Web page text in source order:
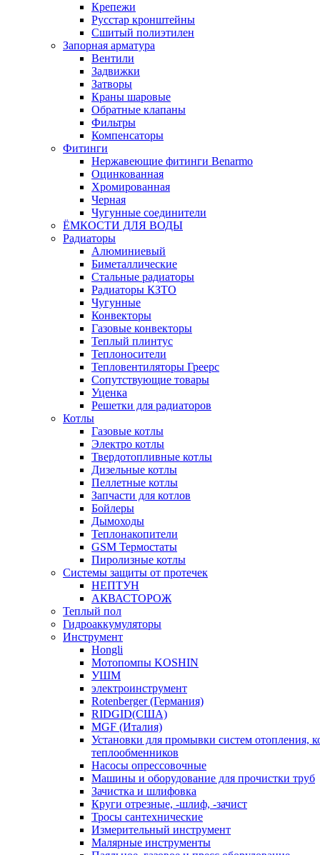
Крепежи
Русстар кронштейны
Сшитый полиэтилен
Запорная арматура
Вентили
Задвижки
Затворы
Краны шаровые
Обратные клапаны
Фильтры
Компенсаторы
Фитинги
Нержавеющие фитинги Benarmo
Оцинкованная
Хромированная
Черная
Чугунные соединители
ЁМКОСТИ ДЛЯ ВОДЫ
Радиаторы
Алюминиевый
Биметаллические
Стальные радиаторы
Радиаторы КЗТО
Чугунные
Конвекторы
Газовые конвекторы
Теплый плинтус
Теплоносители
Тепловентиляторы Греерс
Сопутствующие товары
Уценка
Решетки для радиаторов
Котлы
Газовые котлы
Электро котлы
Твердотопливные котлы
Дизельные котлы
Пеллетные котлы
Запчасти для котлов
Бойлеры
Дымоходы
Теплонакопители
GSM Термостаты
Пиролизные котлы
Системы защиты от протечек
НЕПТУН
АКВАСТОРОЖ
Теплый пол
Гидроаккумуляторы
Инструмент
Hongli
Мотопомпы KOSHIN
УШМ
электроинструмент
Rotenberger (Германия)
RIDGID(США)
MGF (Италия)
Установки для промывки систем отопления,
теплообменников
Насосы опрессовочные
Машины и оборудование для прочистки труб
Зачистка и шлифовка
Круги отрезные, -шлиф, -зачист
Тросы сантехнические
Измерительный инструмент
Малярные инструменты